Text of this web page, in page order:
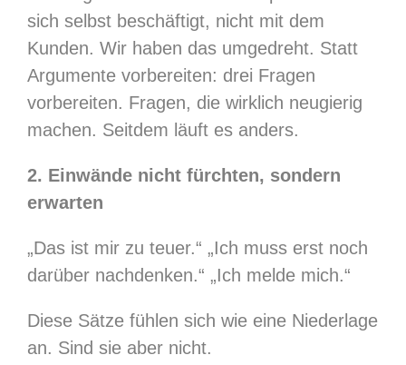
sich selbst beschäftigt, nicht mit dem
Kunden. Wir haben das umgedreht. Statt
Argumente vorbereiten: drei Fragen
vorbereiten. Fragen, die wirklich neugierig
machen. Seitdem läuft es anders.
2. Einwände nicht fürchten, sondern
erwarten
„Das ist mir zu teuer.“ „Ich muss erst noch
darüber nachdenken.“ „Ich melde mich.“
Diese Sätze fühlen sich wie eine Niederlage
an. Sind sie aber nicht.